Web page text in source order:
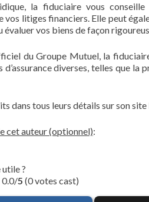
la fiduciaire vous
vos litiges financiers. Elle peut
vos biens de façon
du Groupe Mutuel, la
diverses, telles que la
dans tous leurs détails sur son
cet auteur (optionnel):
?
0.0/5 (0 votes cast)